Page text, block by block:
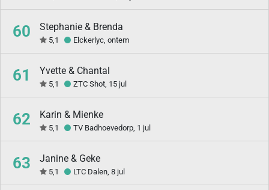
60 Stephanie & Brenda
5,1 Elckerlyc, ontem
61 Yvette & Chantal
5,1 ZTC Shot, 15 jul
62 Karin & Mienke
5,1 TV Badhoevedorp, 1 jul
63 Janine & Geke
5,1 LTC Dalen, 8 jul